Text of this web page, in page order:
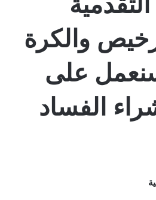
والكرة
على
الفساد